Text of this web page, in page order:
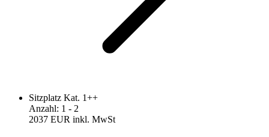
Sitzplatz Kat. 1++
Anzahl: 1 - 2
2037 EUR inkl. MwSt